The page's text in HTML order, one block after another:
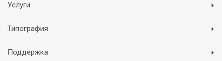
Услуги
Типография
Поддержка